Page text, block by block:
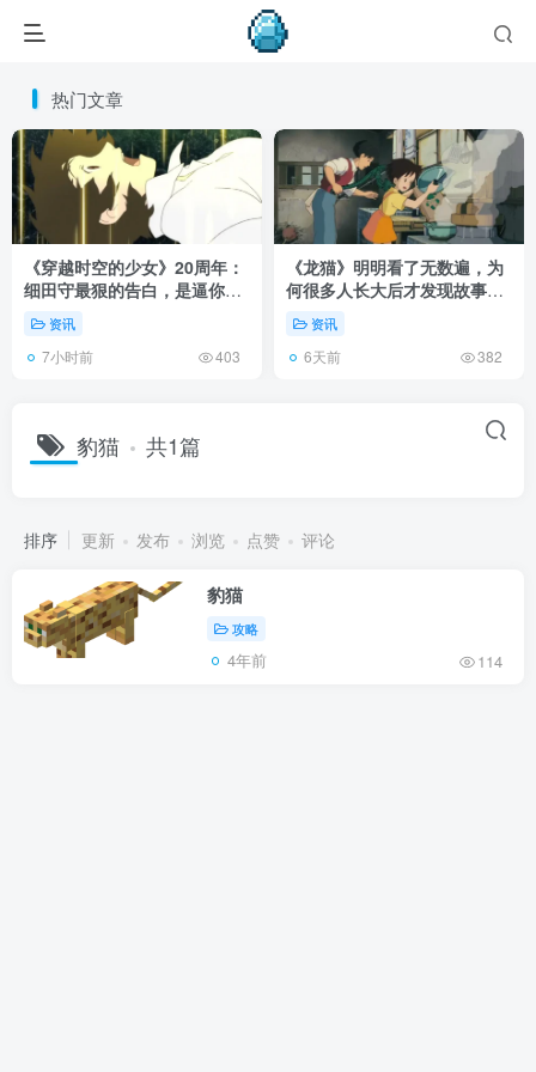
热门文章
《穿越时空的少女》20周年：
细田守最狠的告白，是逼你承
认有些夏天回不去了！
资讯
7小时前 403
《龙猫》明明看了无数遍，为
何很多人长大后才发现故事根
本不在 1988 年！
资讯
6天前 382
豹猫 共1篇
排序 更新 发布 浏览 点赞 评论
豹猫
攻略
4年前 114